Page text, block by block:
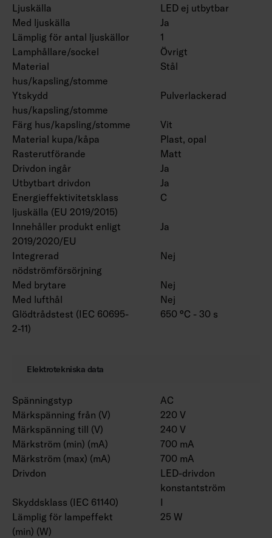
Ljuskälla
LED ej utbytbar
Med ljuskälla
Ja
Lämplig för antal ljuskällor
1
Lamphållare/sockel
Övrigt
Material
hus/kapsling/stomme
Stål
Ytskydd
hus/kapsling/stomme
Pulverlackerad
Färg hus/kapsling/stomme
Vit
Material kupa/kåpa
Plast, opal
Rasterutförande
Matt
Drivdon ingår
Ja
Utbytbart drivdon
Ja
Energieffektivitetsklass
ljuskälla (EU 2019/2015)
C
Innehåller produkt enligt
2019/2020/EU
Ja
Integrerad
nödströmförsörjning
Nej
Med brytare
Nej
Med lufthål
Nej
Glödtrådstest (IEC 60695-
2-11)
650 °C - 30 s
Elektrotekniska data
Spänningstyp
AC
Märkspänning från (V)
220 V
Märkspänning till (V)
240 V
Märkström (min) (mA)
700 mA
Märkström (max) (mA)
700 mA
Drivdon
LED-drivdon
konstantström
Skyddsklass (IEC 61140)
I
Lämplig för lampeffekt
(min) (W)
25 W